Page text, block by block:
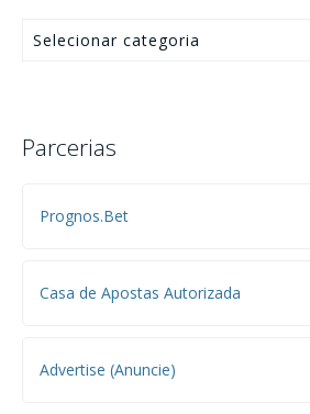
Parcerias
Prognos.Bet
Casa de Apostas Autorizada
Advertise (Anuncie)